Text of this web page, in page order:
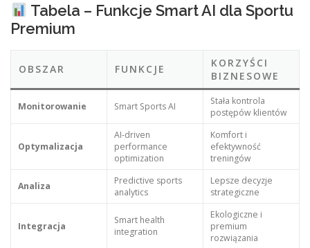
Tabela – Funkcje Smart AI dla Sportu
Premium
OBSZAR FUNKCJE
KORZYŚCI
BIZNESOWE
Monitorowanie Smart Sports AI
Stała kontrola
postępów klientów
Optymalizacja
AI-driven
performance
optimization
Komfort i
efektywność
treningów
Analiza
Predictive sports
analytics
Lepsze decyzje
strategiczne
Integracja
Smart health
integration
Ekologiczne i
premium
rozwiązania